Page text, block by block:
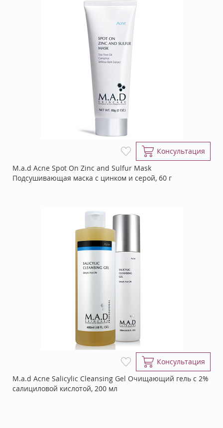
Консультация
M.a.d Acne Spot On Zinc and Sulfur Mask
Подсушивающая маска с цинком и серой, 60 г
Консультация
M.a.d Acne Salicylic Cleansing Gel Очищающий гель с 2%
салициловой кислотой, 200 мл